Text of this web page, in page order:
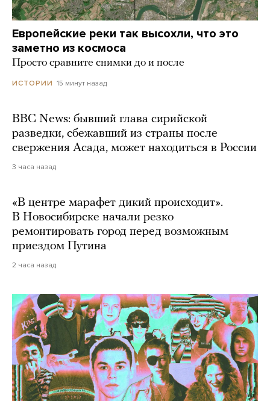
Европейские реки так высохли, что это
заметно из космоса
Просто сравните снимки до и после
ИСТОРИИ 15 минут назад
BBC News: бывший глава сирийской
разведки, сбежавший из страны после
свержения Асада, может находиться в России
3 часа назад
«В центре марафет дикий происходит».
В Новосибирске начали резко
ремонтировать город перед возможным
приездом Путина
2 часа назад